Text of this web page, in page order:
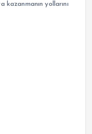
yollarını